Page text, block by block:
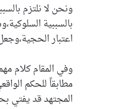
ونحن لا نلتزم
بالسببية
اعتبار
وفي المقام كلام
مطابقاً للحكم
المجتهد قد يفتي